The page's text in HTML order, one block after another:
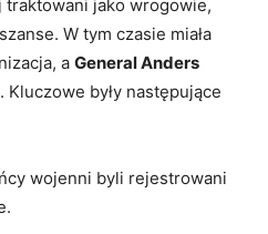
traktowani jako wrogowie,
W tym czasie miała
a General Anders
Kluczowe były następujące
wojenni byli rejestrowani